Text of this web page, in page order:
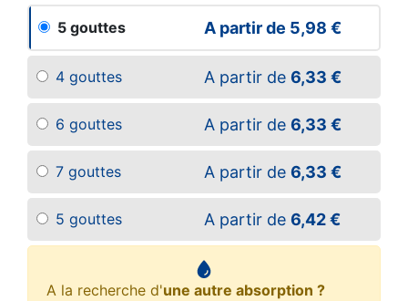
5 gouttes A partir de 5,98 €
4 gouttes A partir de 6,33 €
6 gouttes A partir de 6,33 €
7 gouttes A partir de 6,33 €
5 gouttes A partir de 6,42 €
A la recherche d'une autre absorption ?